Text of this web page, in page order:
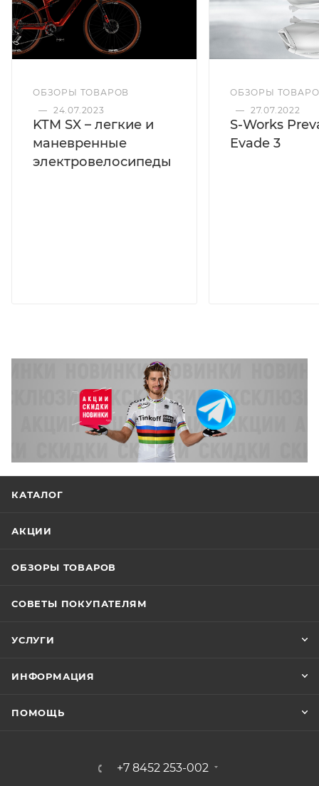
ОБЗОРЫ ТОВАРОВ
— 24.07.2023
KTM SX – легкие и
маневренные
электровелосипеды
ОБЗОРЫ
— 27.07.2022
S-Works
Evade 3
КАТАЛОГ
АКЦИИ
ОБЗОРЫ ТОВАРОВ
СОВЕТЫ ПОКУПАТЕЛЯМ
УСЛУГИ
ИНФОРМАЦИЯ
ПОМОЩЬ
+7 8452 253-002